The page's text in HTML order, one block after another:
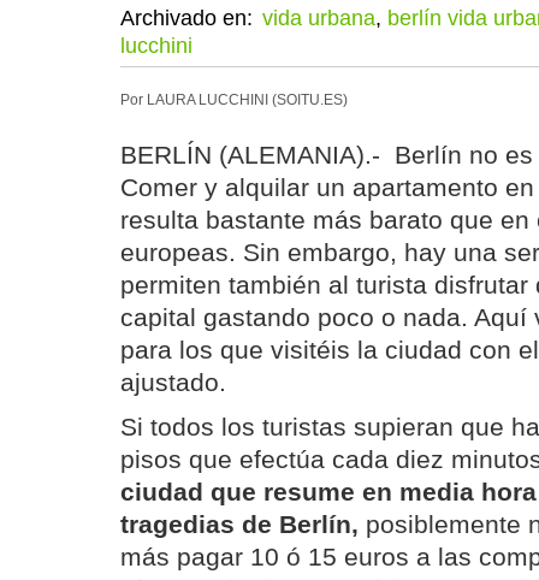
Archivado en: vida urbana, berlín vida
lucchini
Por LAURA LUCCHINI (SOITU.ES)
BERLÍN (ALEMANIA).- Berlín no
Comer y alquilar un apartamento
resulta bastante más barato que
europeas. Sin embargo, hay una
permiten también al turista disfrutar
capital gastando poco o nada. Aquí
para los que visitéis la ciudad con
ajustado.
Si todos los turistas supieran que
pisos que efectúa cada diez
ciudad que resume en media
tragedias de Berlín, posiblemente
más pagar 10 ó 15 euros a las